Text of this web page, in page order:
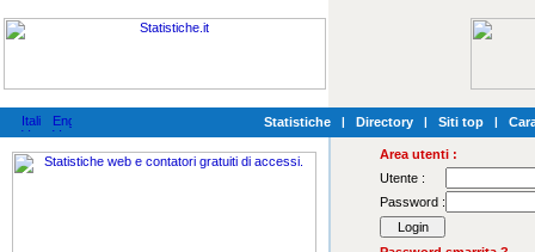
Statistiche | Directory | Siti top |
Area utenti :
Utente :
Password :